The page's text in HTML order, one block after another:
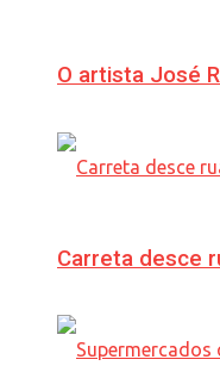
O artista José
Carreta desce